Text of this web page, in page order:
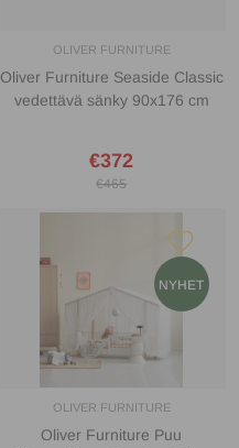
OLIVER FURNITURE
Oliver Furniture Seaside Classic
vedettävä sänky 90x176 cm
€372
€465
OLIVER FURNITURE
Oliver Furniture Puu